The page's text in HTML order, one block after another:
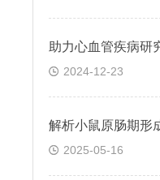
2024-12-23
2025-05-16